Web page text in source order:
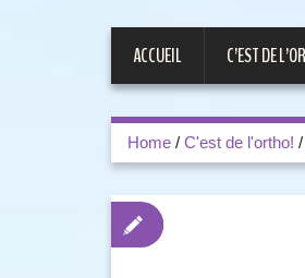
ACCUEIL C’EST DE
Home / C'est de l'ortho! /